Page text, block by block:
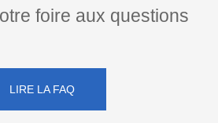
foire aux questions
LIRE LA FAQ